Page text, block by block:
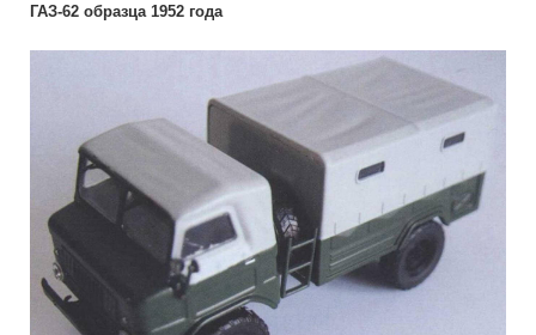
ГАЗ-62 образца 1952 года